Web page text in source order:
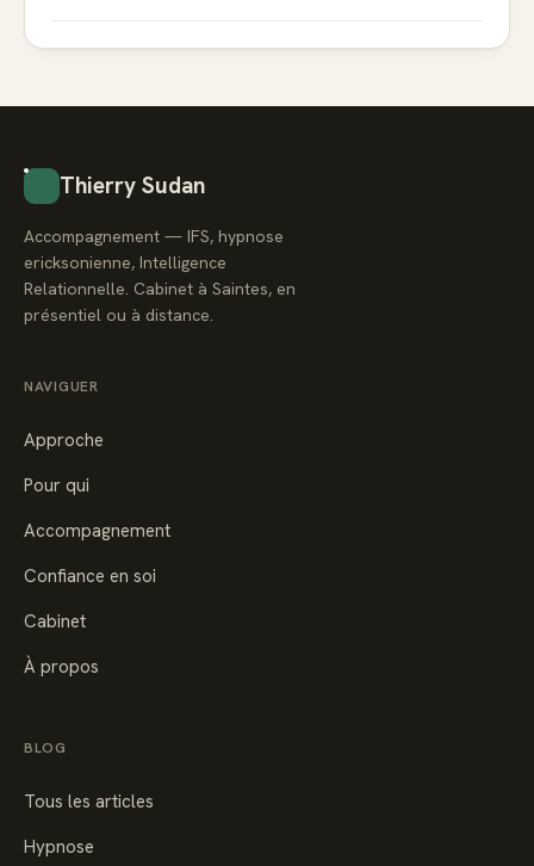
Thierry Sudan
Accompagnement — IFS, hypnose
ericksonienne, Intelligence
Relationnelle. Cabinet à Saintes, en
présentiel ou à distance.
NAVIGUER
Approche
Pour qui
Accompagnement
Confiance en soi
Cabinet
À propos
BLOG
Tous les articles
Hypnose